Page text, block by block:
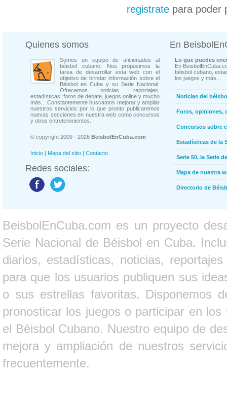
registrate para poder
Quienes somos
Somos un equipo de aficionados al
béisbol cubano. Nos propusimos la
tarea de desarrollar esta web con el
objetivo de brindar información sobre el
Béisbol en Cuba y su Serie Nacional.
Ofrecemos noticias, reportajes,
estadísticas, foros de debate, juegos online y mucho
más... Constantemente buscamos mejorar y ampliar
nuestros servicios por lo que pronto publicaremos
nuevas secciones en nuestra web como concursos
y otros entretenimientos.
© copyright 2009 - 2026 BeisbolEnCuba.com
Inicio | Mapa del sitio | Contacto
Redes sociales:
En
Lo que puedes
En
béisbol cubano,
los juegos y más...
Noticias del
Foros, opiniones,
Concursos sobre
Estadísticas de la
Serie 50, la Serie
Mapa de nuestra
Directorio de
BeisbolEnCuba.com es un proyecto
Serie Nacional de Béisbol en Cuba.
diarios, estadísticas, noticias,
para que los usuarios publiquen sus
o sus estrellas favoritas. Disponemos
pronosticar los juegos o participar en
el Béisbol Cubano. Nuestro equipo de
mejora y ampliación de nuestros
frecuentemente.